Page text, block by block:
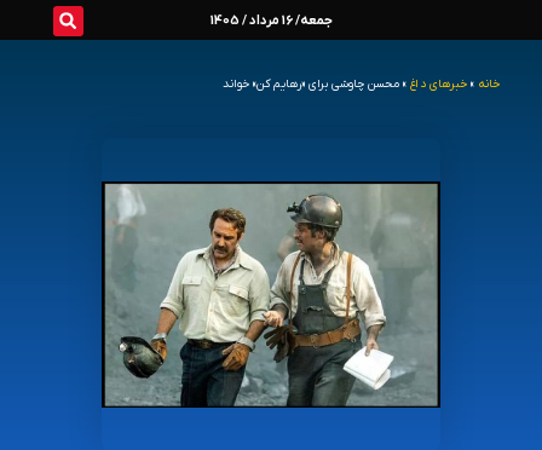
جمعه/ 16 مرداد / 1405
خانه » خبرهای داغ » محسن چاوشی برای «رهایم کن» خواند